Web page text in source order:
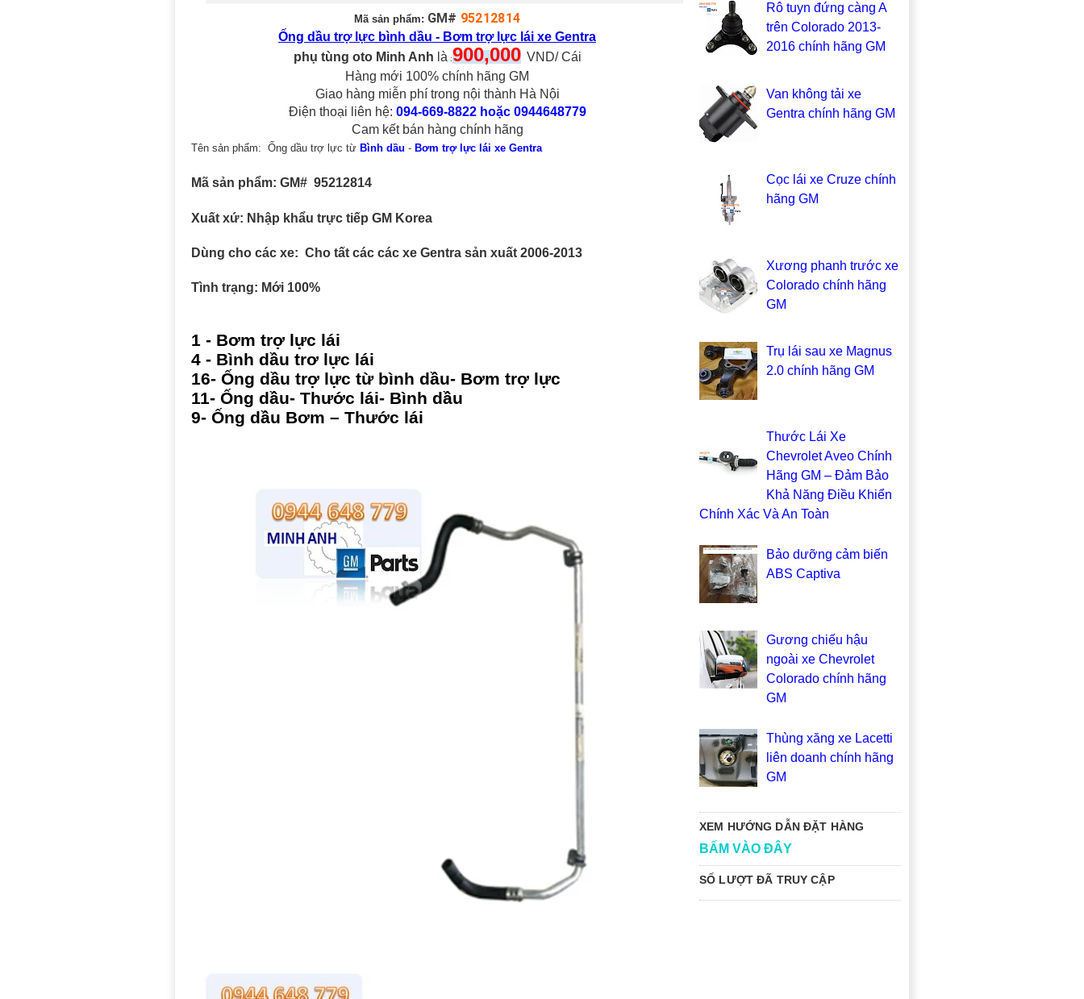
Mã sản phẩm: GM# 95212814
Ống dầu trợ lực bình dầu - Bơm trợ lực lái xe Gentra
phụ tùng oto Minh Anh là :900,000 VND/ Cái
Hàng mới 100% chính hãng GM
Giao hàng miễn phí trong nội thành Hà Nội
Điện thoại liên hệ: 094-669-8822 hoặc 0944648779
Cam kết bán hàng chính hãng
Tên sản phẩm: Ống dầu trợ lực từ Bình dầu - Bơm trợ lực lái xe Gentra
Mã sản phẩm: GM# 95212814
Xuất xứ: Nhập khẩu trực tiếp GM Korea
Dùng cho các xe: Cho tất các các xe Gentra sản xuất 2006-2013
Tình trạng: Mới 100%
1 - Bơm trợ lực lái
4 - Bình dầu trơ lực lái
16- Ống dầu trợ lực từ bình dầu- Bơm trợ lực
11- Ống dầu- Thước lái- Bình dầu
9- Ống dầu Bơm – Thước lái
Rô tuyn đứng càng A
trên Colorado 2013-
2016 chính hãng GM
Van không tải xe
Gentra chính hãng GM
Cọc lái xe Cruze chính
hãng GM
Xương phanh trước xe
Colorado chính hãng
GM
Trụ lái sau xe Magnus
2.0 chính hãng GM
Thước Lái Xe
Chevrolet Aveo Chính
Hãng GM – Đảm Bảo
Khả Năng Điều Khiển
Chính Xác Và An Toàn
Bảo dưỡng cảm biến
ABS Captiva
Gương chiếu hậu
ngoài xe Chevrolet
Colorado chính hãng
GM
Thùng xăng xe Lacetti
liên doanh chính hãng
GM
XEM HƯỚNG DẪN ĐẶT HÀNG
BẤM VÀO ĐÂY
SỐ LƯỢT ĐÃ TRUY CẬP